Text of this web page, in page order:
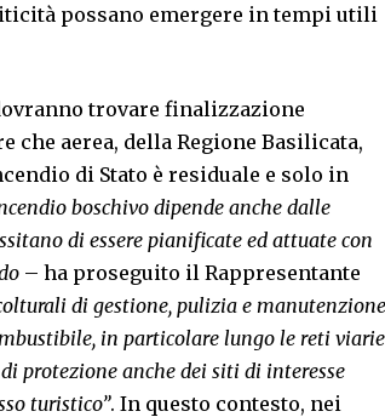
possano emergere in tempi utili
trovare finalizzazione
che aerea, della Regione Basilicata,
di Stato è residuale e solo in
boschivo dipende anche dalle
di essere pianificate ed attuate con
– ha proseguito il Rappresentante
di gestione, pulizia e manutenzione
in particolare lungo le reti viarie
protezione anche dei siti di interesse
turistico”. In questo contesto, nei